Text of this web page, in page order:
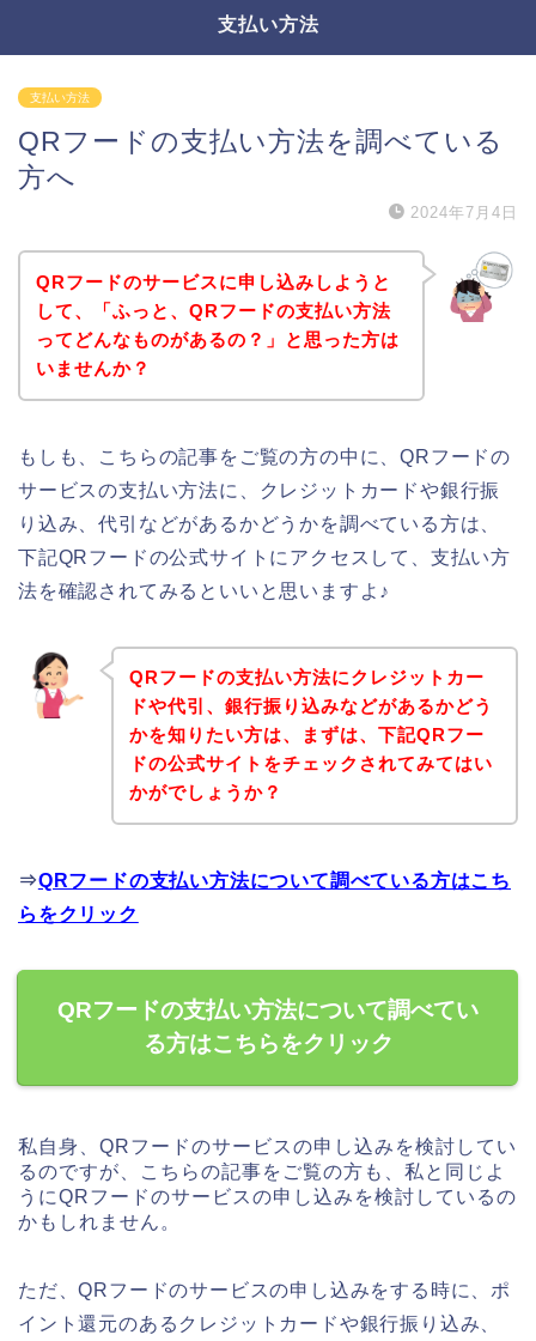
支払い方法
支払い方法
QRフードの支払い方法を調べている
方へ
2024年7月4日
QRフードのサービスに申し込みしようと
して、「ふっと、QRフードの支払い方法
ってどんなものがあるの？」と思った方は
いませんか？
もしも、こちらの記事をご覧の方の中に、QRフードの
サービスの支払い方法に、クレジットカードや銀行振
り込み、代引などがあるかどうかを調べている方は、
下記QRフードの公式サイトにアクセスして、支払い方
法を確認されてみるといいと思いますよ♪
QRフードの支払い方法にクレジットカー
ドや代引、銀行振り込みなどがあるかどう
かを知りたい方は、まずは、下記QRフー
ドの公式サイトをチェックされてみてはい
かがでしょうか？
⇒QRフードの支払い方法について調べている方はこち
らをクリック
QRフードの支払い方法について調べてい
る方はこちらをクリック
私自身、QRフードのサービスの申し込みを検討してい
るのですが、こちらの記事をご覧の方も、私と同じよ
うにQRフードのサービスの申し込みを検討しているの
かもしれません。
ただ、QRフードのサービスの申し込みをする時に、ポ
イント還元のあるクレジットカードや銀行振り込み、